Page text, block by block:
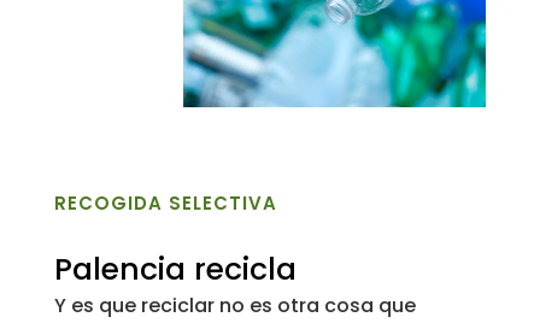
RECOGIDA SELECTIVA
Palencia recicla
Y es que reciclar no es otra cosa que